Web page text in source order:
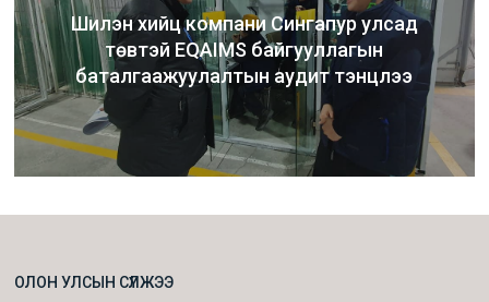
Шилэн хийц компани Сингапур улсад
төвтэй EQAIMS байгууллагын
баталгаажуулалтын аудит тэнцлээ
ОЛОН УЛСЫН СҮЛЖЭЭ